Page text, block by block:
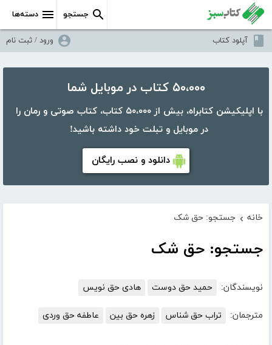
دسته‌ها جستجو
آپلود کتاب ورود / ثبت نام
۵۰،۰۰۰ کتاب در موبایل شما
با اپلیکیشن کتابراه، بیش از ۵۰،۰۰۰ کتاب، کتاب صوتی و رمان را
در موبایل و تبلت خود داشته باشید!
دانلود و نصب رایگان
خانه › جستجو: حق شک
جستجو: حق شک
نویسندگان: حمید حق دوست هادی حق نویس
مترجمان: تراب حق شناس زهره حق بین عاطفه حق وردی